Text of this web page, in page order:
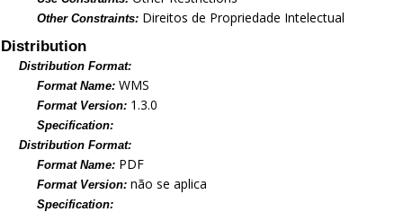
Other Constraints: Direitos de Propriedade Intelectual
Distribution
Distribution Format:
Format Name:WMS
Format Version: 1.3.0
Specification:
Distribution Format:
Format Name: PDF
Format Version:não se aplica
Specification: